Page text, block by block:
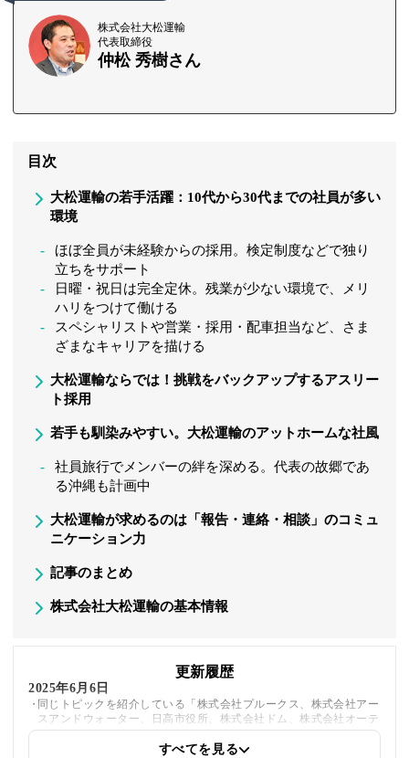
株式会社大松運輸
代表取締役
仲松 秀樹さん
目次
大松運輸の若手活躍：10代から30代までの社員が多い
環境
ほぼ全員が未経験からの採用。検定制度などで独り
立ちをサポート
日曜・祝日は完全定休。残業が少ない環境で、メリ
ハリをつけて働ける
スペシャリストや営業・採用・配車担当など、さま
ざまなキャリアを描ける
大松運輸ならでは！挑戦をバックアップするアスリー
ト採用
若手も馴染みやすい。大松運輸のアットホームな社風
社員旅行でメンバーの絆を深める。代表の故郷であ
る沖縄も計画中
大松運輸が求めるのは「報告・連絡・相談」のコミュ
ニケーション力
記事のまとめ
株式会社大松運輸の基本情報
更新履歴
2025年6月6日
同じトピックを紹介している「株式会社プルークス、株式会社アー
スアンドウォーター、日高市役所、株式会社ドム、株式会社オーテ
ィーエス、コロニー株式会社」への内部リンクを追加しました
すべてを見る